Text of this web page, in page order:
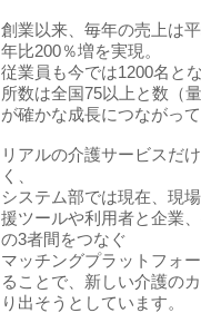
創業以来、毎年の売上は
年比200％増を実現。
従業員も今では1200名と
所数は全国75以上と数（
が確かな成長につながって
リアルの介護サービスだ
く、
システム部では現在、現
援ツールや利用者と企業
の3者間をつなぐ
マッチングプラットフォ
ることで、新しい介護の
り出そうとしています。